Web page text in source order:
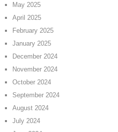
May 2025
April 2025
February 2025
January 2025
December 2024
November 2024
October 2024
September 2024
August 2024
July 2024